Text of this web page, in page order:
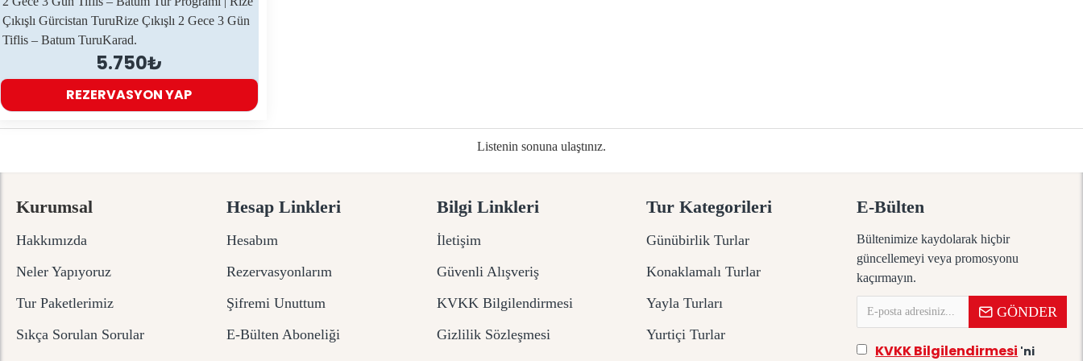
Çıkışlı Gürcistan TuruRize Çıkışlı 2 Gece 3 Gün
Tiflis – Batum TuruKarad.
5.750₺
REZERVASYON YAP
Listenin sonuna ulaştınız.
Kurumsal
Hakkımızda
Neler Yapıyoruz
Tur Paketlerimiz
Sıkça Sorulan Sorular
Hesap Linkleri
Hesabım
Rezervasyonlarım
Şifremi Unuttum
E-Bülten Aboneliği
Bilgi Linkleri
İletişim
Güvenli Alışveriş
KVKK Bilgilendirmesi
Gizlilik Sözleşmesi
Tur Kategorileri
Günübirlik Turlar
Konaklamalı Turlar
Yayla Turları
Yurtiçi Turlar
E-Bülten
Bültenimize kaydolarak hiçbir
güncellemeyi veya promosyonu
kaçırmayın.
GÖNDER
KVKK Bilgilendirmesi 'ni